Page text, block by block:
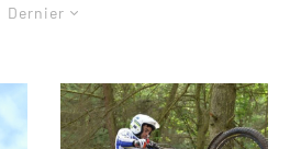
Dernier